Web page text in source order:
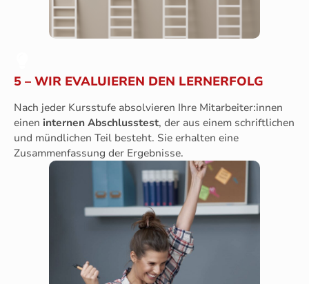
5 – WIR EVALUIEREN DEN LERNERFOLG
Nach jeder Kursstufe absolvieren Ihre Mitarbeiter:innen
einen internen Abschlusstest, der aus einem schriftlichen
und mündlichen Teil besteht. Sie erhalten eine
Zusammenfassung der Ergebnisse.